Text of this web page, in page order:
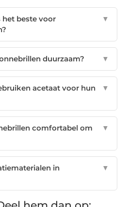
het beste voor
▼
duurzaam? ▼
acetaat voor hun
▼
comfortabel om
▼
in
▼